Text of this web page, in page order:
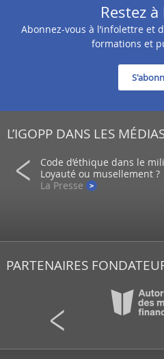
Restez
Abonnez-vous à l’infolettre et
formations et
L’IGOPP DANS LES
d’un
Code d’éthique dans le
Loyauté ou musellement ?
La Presse
PARTENAIRES